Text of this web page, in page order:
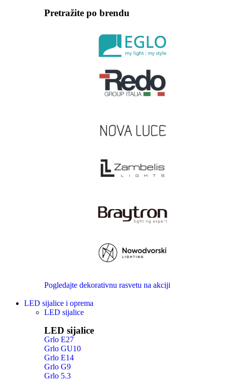
Pretražite po brendu
Pogledajte dekorativnu rasvetu na akciji
LED sijalice i oprema
LED sijalice
LED sijalice
Grlo E27
Grlo GU10
Grlo E14
Grlo G9
Grlo 5.3